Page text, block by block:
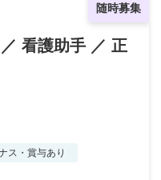
随時募集
看護助手 ／ 正
ス・賞与あり